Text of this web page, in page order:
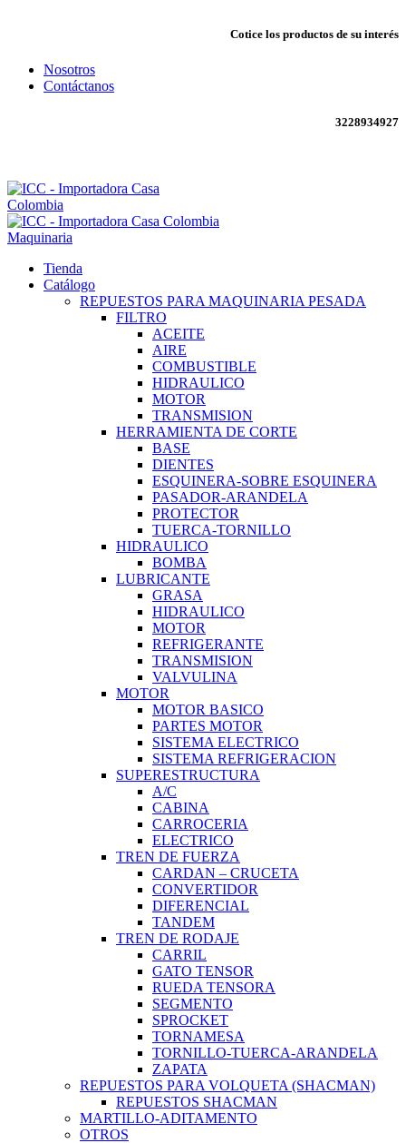
Cotice los productos de su interés
Nosotros
Contáctanos
3228934927
Maquinaria
Tienda
Catálogo
REPUESTOS PARA MAQUINARIA PESADA
FILTRO
ACEITE
AIRE
COMBUSTIBLE
HIDRAULICO
MOTOR
TRANSMISION
HERRAMIENTA DE CORTE
BASE
DIENTES
ESQUINERA-SOBRE ESQUINERA
PASADOR-ARANDELA
PROTECTOR
TUERCA-TORNILLO
HIDRAULICO
BOMBA
LUBRICANTE
GRASA
HIDRAULICO
MOTOR
REFRIGERANTE
TRANSMISION
VALVULINA
MOTOR
MOTOR BASICO
PARTES MOTOR
SISTEMA ELECTRICO
SISTEMA REFRIGERACION
SUPERESTRUCTURA
A/C
CABINA
CARROCERIA
ELECTRICO
TREN DE FUERZA
CARDAN – CRUCETA
CONVERTIDOR
DIFERENCIAL
TANDEM
TREN DE RODAJE
CARRIL
GATO TENSOR
RUEDA TENSORA
SEGMENTO
SPROCKET
TORNAMESA
TORNILLO-TUERCA-ARANDELA
ZAPATA
REPUESTOS PARA VOLQUETA (SHACMAN)
REPUESTOS SHACMAN
MARTILLO-ADITAMENTO
OTROS